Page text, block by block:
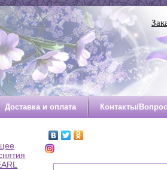
Доставка и оплата Контакты/